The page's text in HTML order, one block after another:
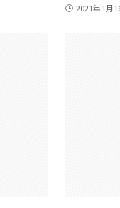
2021年1月